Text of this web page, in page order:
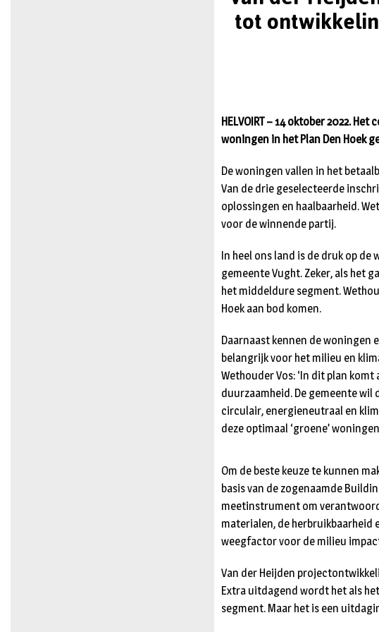
tot
HELVOIRT – 14 oktober 2022.
woningen in het Plan Den Hoek
De woningen vallen in het
Van de drie geselecteerde
oplossingen en haalbaarheid.
voor de winnende partij.
In heel ons land is de druk op
gemeente Vught. Zeker, als het
het middeldure segment.
Hoek aan bod komen.
Daarnaast kennen de woningen
belangrijk voor het milieu en
Wethouder Vos: ‘In dit plan
duurzaamheid. De gemeente
circulair, energieneutraal en
deze optimaal ‘groene’
Om de beste keuze te kunnen
basis van de zogenaamde
meetinstrument om
materialen, de herbruikbaarheid
weegfactor voor de milieu
Van der Heijden
Extra uitdagend wordt het als
segment. Maar het is een